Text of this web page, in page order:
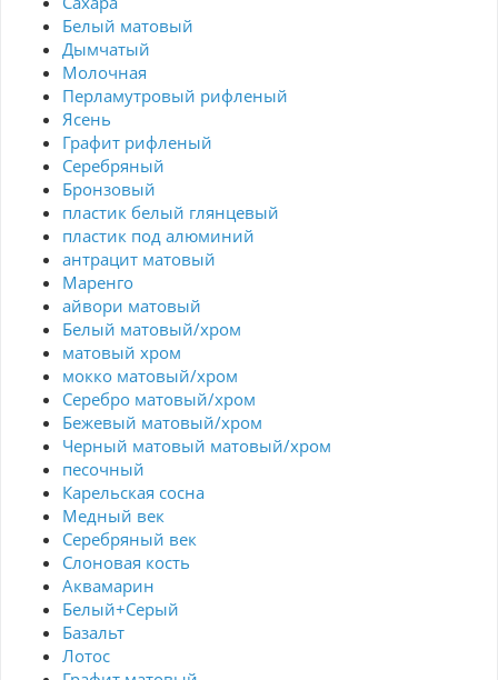
Белый матовый
Дымчатый
Молочная
Перламутровый рифленый
Ясень
Графит рифленый
Серебряный
Бронзовый
пластик белый глянцевый
пластик под алюминий
антрацит матовый
Маренго
айвори матовый
Белый матовый/хром
матовый хром
мокко матовый/хром
Серебро матовый/хром
Бежевый матовый/хром
Черный матовый матовый/хром
песочный
Карельская сосна
Медный век
Серебряный век
Cлоновая кость
Аквамарин
Белый+Серый
Базальт
Лотос